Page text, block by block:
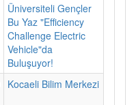
Üniversiteli Gençler
Bu Yaz "Efficiency
Challenge Electric
Vehicle"da
Buluşuyor!
Kocaeli Bilim Merkezi